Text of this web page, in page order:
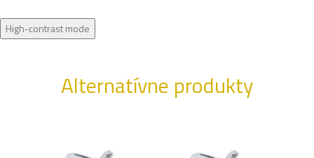
High-contrast mode
Alternatívne produkty